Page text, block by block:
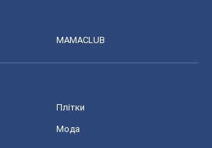
MAMACLUB
Плітки
Мода